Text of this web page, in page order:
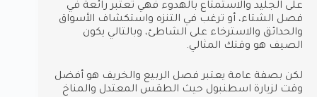
على الجليد والاستمتاع بالهدوء فهي تعتبر رائعة في
فصل الشتاء، أو ترغب في التنزه واستكشاف الأسواق
والحدائق والاسترخاء على الشاطئ، وبالتالي يكون
الصيف هو وقتك المثالي.
لكن بصفة عامة يعتبر فصل الربيع والخريف هو أفضل
وقت لزيارة اسطنبول حيث الطقس المعتدل والمناخ